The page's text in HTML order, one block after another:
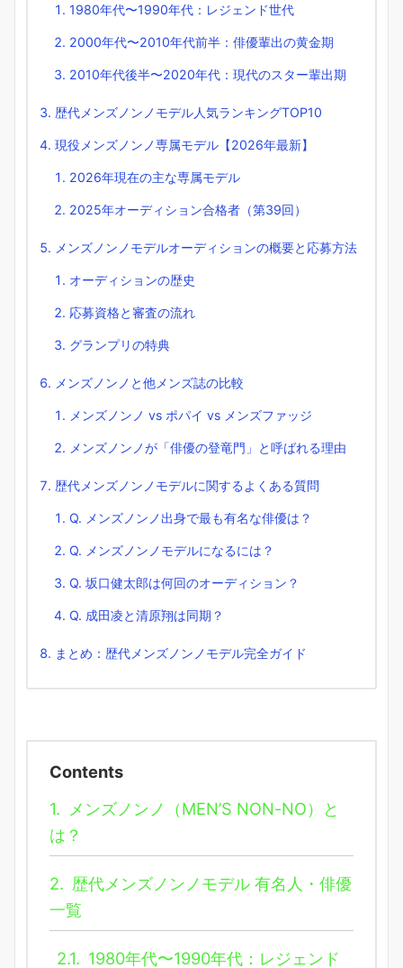
1980年代〜1990年代：レジェンド世代
2000年代〜2010年代前半：俳優輩出の黄金期
2010年代後半〜2020年代：現代のスター輩出期
歴代メンズノンノモデル人気ランキングTOP10
現役メンズノンノ専属モデル【2026年最新】
2026年現在の主な専属モデル
2025年オーディション合格者（第39回）
メンズノンノモデルオーディションの概要と応募方法
オーディションの歴史
応募資格と審査の流れ
グランプリの特典
メンズノンノと他メンズ誌の比較
メンズノンノ vs ポパイ vs メンズファッジ
メンズノンノが「俳優の登竜門」と呼ばれる理由
歴代メンズノンノモデルに関するよくある質問
Q. メンズノンノ出身で最も有名な俳優は？
Q. メンズノンノモデルになるには？
Q. 坂口健太郎は何回のオーディション？
Q. 成田凌と清原翔は同期？
まとめ：歴代メンズノンノモデル完全ガイド
Contents
1.
メンズノンノ（MEN’S NON-NO）と
は？
2. 歴代メンズノンノモデル 有名人・俳優
一覧
2.1. 1980年代〜1990年代：レジェンド